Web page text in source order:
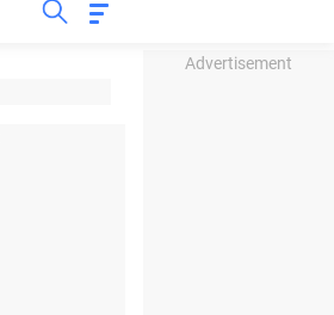
Advertisement
LIRIK